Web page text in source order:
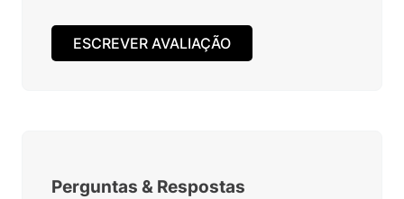
ESCREVER AVALIAÇÃO
Perguntas & Respostas